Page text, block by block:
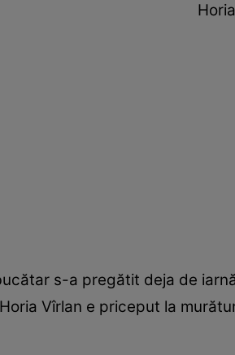
s-a pregătit deja de
Vîrlan e priceput la